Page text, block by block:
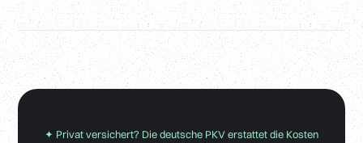
✦ Privat versichert? Die deutsche PKV erstattet die Kosten